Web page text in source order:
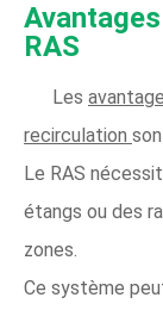
RAS
Les
recirculation
Le RAS
étangs ou des
zones.
Ce système